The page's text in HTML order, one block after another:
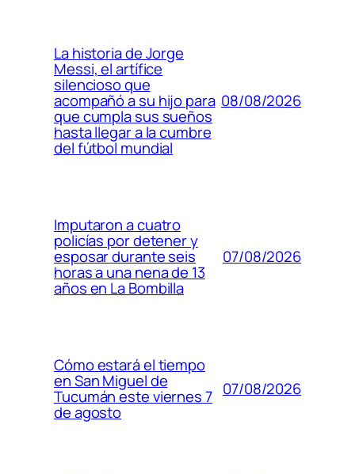
La historia de Jorge
Messi, el artífice
silencioso que
acompañó a su hijo para
que cumpla sus sueños
hasta llegar a la cumbre
del fútbol mundial
08/08/2026
Imputaron a cuatro
policías por detener y
esposar durante seis
horas a una nena de 13
años en La Bombilla
07/08/2026
Cómo estará el tiempo
en San Miguel de
Tucumán este viernes 7
de agosto
07/08/2026